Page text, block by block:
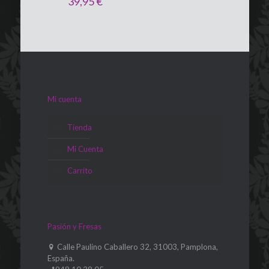
Mi cuenta
Tienda
Mi Cuenta
Carrito
Pasión y Fresas
Calle Paulino Caballero 32, 31003, Pamplona,
España.